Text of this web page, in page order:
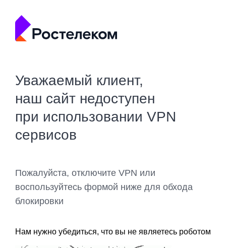
Уважаемый клиент,
наш сайт недоступен
при использовании VPN
сервисов
Пожалуйста, отключите VPN или
воспользуйтесь формой ниже для обхода
блокировки
Нам нужно убедиться, что вы не являетесь роботом